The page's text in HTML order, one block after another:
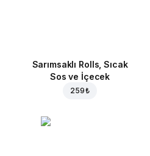
Sarımsaklı Rolls, Sıcak
Sos ve İçecek
259 ₺